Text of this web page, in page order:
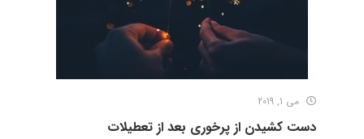
می 1, 2019
دست کشیدن از پرخوری بعد از تعطیلات